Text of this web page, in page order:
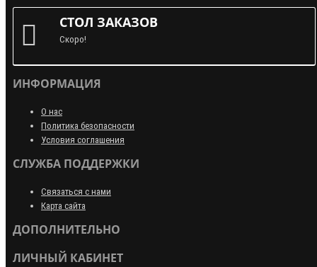
СТОЛ ЗАКАЗОВ
Скоро!
ИНФОРМАЦИЯ
О нас
Политика безопасности
Условия соглашения
СЛУЖБА ПОДДЕРЖКИ
Связаться с нами
Карта сайта
ДОПОЛНИТЕЛЬНО
ЛИЧНЫЙ КАБИНЕТ